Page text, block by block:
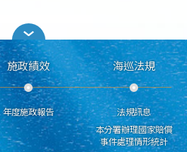
施政績效
年度施政報告
海巡法規
法規訊息
本分署辦理國家賠償
事件處理情形統計